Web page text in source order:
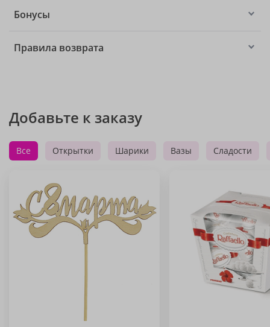
Бонусы
Правила возврата
Добавьте к заказу
Все Открытки Шарики Вазы Сладости